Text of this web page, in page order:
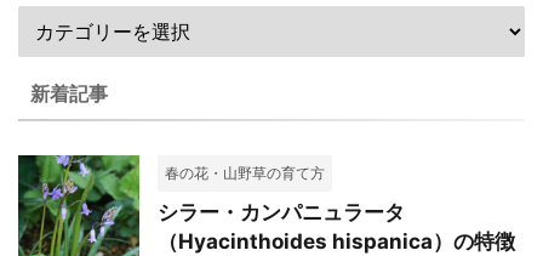
新着記事
春の花・山野草の育て方
シラー・カンパニュラータ
（Hyacinthoides hispanica）の特徴